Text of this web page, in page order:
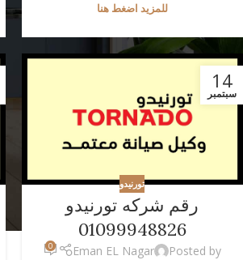
للمزيد اضغط هنا
14
سبتمبر
تورنيدو
رقم شركه تورنيدو
01099948826
Posted by
Eman EL Nagar
0